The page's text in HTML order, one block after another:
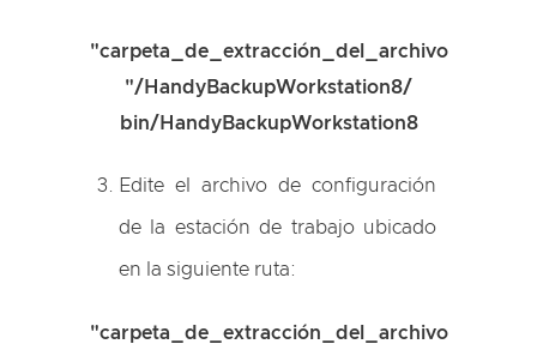
"carpeta_de_extracción_del_archivo
"/HandyBackupWorkstation8/
bin/HandyBackupWorkstation8
Edite el archivo de configuración
de la estación de trabajo ubicado
en la siguiente ruta:
"carpeta_de_extracción_del_archivo